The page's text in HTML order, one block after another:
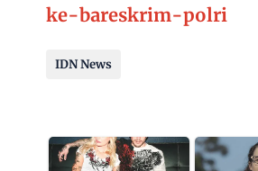
ke-bareskrim-polri
IDN News